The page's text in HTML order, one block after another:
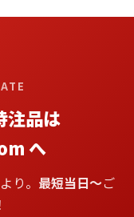
注品は
へ
り。 最短当日〜ご